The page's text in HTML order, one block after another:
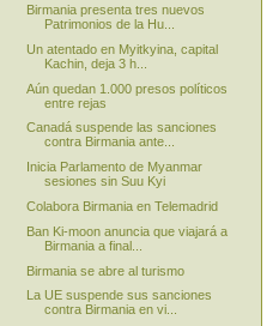
Birmania presenta tres nuevos
Patrimonios de la Hu...
Un atentado en Myitkyina, capital
Kachin, deja 3 h...
Aún quedan 1.000 presos políticos
entre rejas
Canadá suspende las sanciones
contra Birmania ante...
Inicia Parlamento de Myanmar
sesiones sin Suu Kyi
Colabora Birmania en Telemadrid
Ban Ki-moon anuncia que viajará a
Birmania a final...
Birmania se abre al turismo
La UE suspende sus sanciones
contra Birmania en vi...